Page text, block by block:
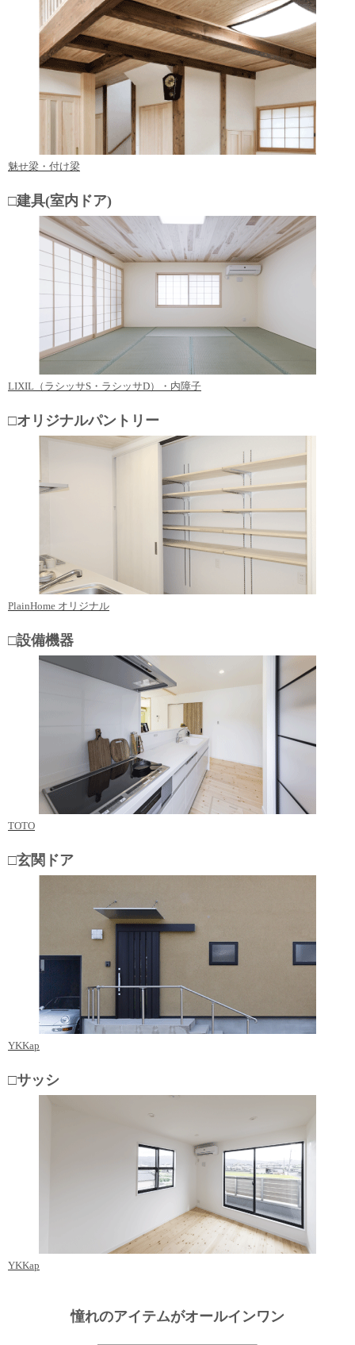
魅せ梁・付け梁
□建具(室内ドア)
LIXIL（ラシッサS・ラシッサD）・内障子
□オリジナルパントリー
PlainHome オリジナル
□設備機器
TOTO
□玄関ドア
YKKap
□サッシ
YKKap
憧れのアイテムがオールインワン